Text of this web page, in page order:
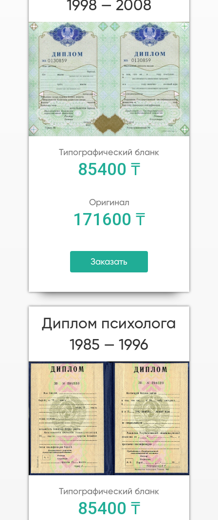
1998 — 2008
Типографический бланк
85400 ₸
Оригинал
171600 ₸
Заказать
Диплом психолога
1985 — 1996
Типографический бланк
85400 ₸